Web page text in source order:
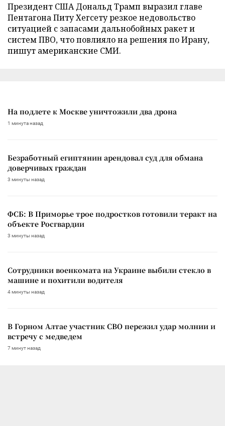
Президент США Дональд Трамп выразил главе
Пентагона Питу Хегсету резкое недовольство
ситуацией с запасами дальнобойных ракет и
систем ПВО, что повлияло на решения по Ирану,
пишут американские СМИ.
На подлете к Москве уничтожили два дрона
1 минута назад
Безработный египтянин арендовал суд для обмана
доверчивых граждан
3 минуты назад
ФСБ: В Приморье трое подростков готовили теракт на
объекте Росгвардии
3 минуты назад
Сотрудники военкомата на Украине выбили стекло в
машине и похитили водителя
4 минуты назад
В Горном Алтае участник СВО пережил удар молнии и
встречу с медведем
7 минут назад